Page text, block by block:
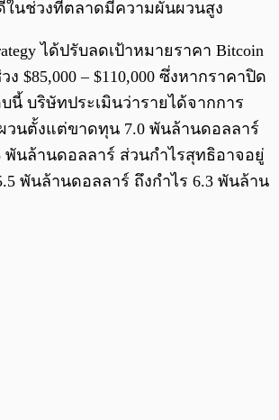
ในช่วงที่ตลาดมีความผันผวนสูง
ได้ปรับลดเป้าหมายราคา Bitcoin
$85,000 – $110,000 ซึ่งหากราคาปิด
นี้ บริษัทประเมินว่ารายได้จากการ
วนตั้งแต่ขาดทุน 7.0 พันล้านดอลลาร์
พันล้านดอลลาร์ ส่วนกำไรสุทธิอาจอยู่
พันล้านดอลลาร์ ถึงกำไร 6.3 พันล้าน